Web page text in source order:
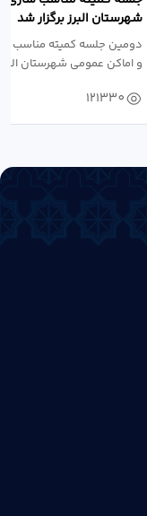
شهرستان البرز برگزار شد
دومین جلسه کمیته مناسب
و اماکن عمومی شهرستان
121330